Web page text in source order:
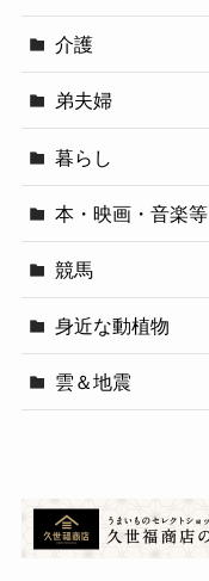
介護
弟夫婦
暮らし
本・映画・音楽等
競馬
身近な動植物
雲＆地震